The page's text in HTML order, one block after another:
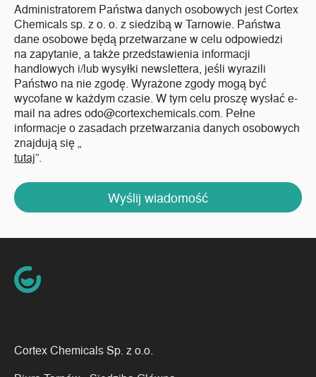
Administratorem Państwa danych osobowych jest Cortex
Chemicals sp. z o. o. z siedzibą w Tarnowie. Państwa
dane osobowe będą przetwarzane w celu odpowiedzi
na zapytanie, a także przedstawienia informacji
handlowych i/lub wysyłki newslettera, jeśli wyrazili
Państwo na nie zgodę. Wyrażone zgody mogą być
wycofane w każdym czasie. W tym celu proszę wysłać e-
mail na adres odo@cortexchemicals.com. Pełne
informacje o zasadach przetwarzania danych osobowych
znajdują się „
tutaj”.
Wyślij wiadomość
Cortex Chemicals Sp. z o.o.